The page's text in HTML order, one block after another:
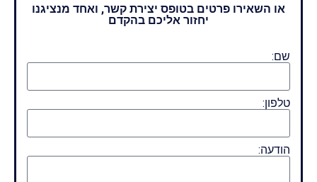
או השאירו פרטים בטופס יצירת קשר, ואחד מנציגנו
יחזור אליכם בהקדם
שם:
טלפון:
הודעה: